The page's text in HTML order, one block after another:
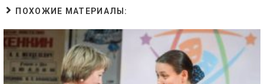
ПОХОЖИЕ МАТЕРИАЛЫ: